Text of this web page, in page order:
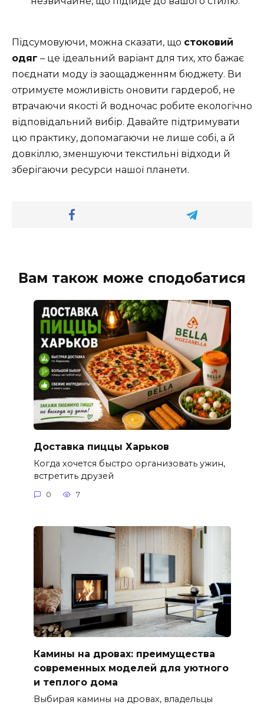
Підсумовуючи, можна сказати, що стоковий
одяг – це ідеальний варіант для тих, хто бажає
поєднати моду із заощадженням бюджету. Ви
отримуєте можливість оновити гардероб, не
втрачаючи якості й водночас робите екологічно
відповідальний вибір. Давайте підтримувати
цю практику, допомагаючи не лише собі, а й
довкіллю, зменшуючи текстильні відходи й
зберігаючи ресурси нашої планети.
Вам також може сподобатися
Доставка пиццы Харьков
Когда хочется быстро организовать ужин,
встретить друзей
0 7
Камины на дровах: преимущества
современных моделей для уютного
и теплого дома
Выбирая камины на дровах, владельцы